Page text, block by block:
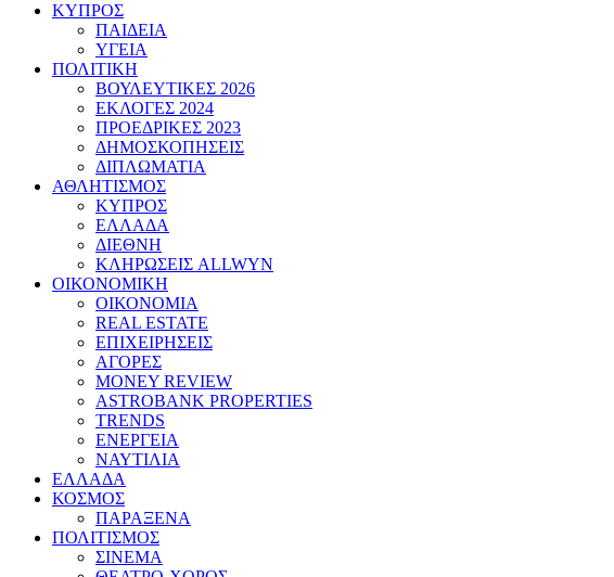
ΚΥΠΡΟΣ
ΠΑΙΔΕΙΑ
ΥΓΕΙΑ
ΠΟΛΙΤΙΚΗ
ΒΟΥΛΕΥΤΙΚΕΣ 2026
ΕΚΛΟΓΕΣ 2024
ΠΡΟΕΔΡΙΚΕΣ 2023
ΔΗΜΟΣΚΟΠΗΣΕΙΣ
ΔΙΠΛΩΜΑΤΙΑ
ΑΘΛΗΤΙΣΜΟΣ
ΚΥΠΡΟΣ
ΕΛΛΑΔΑ
ΔΙΕΘΝΗ
ΚΛΗΡΩΣΕΙΣ ALLWYN
ΟΙΚΟΝΟΜΙΚΗ
ΟΙΚΟΝΟΜΙΑ
REAL ESTATE
ΕΠΙΧΕΙΡΗΣΕΙΣ
ΑΓΟΡΕΣ
MONEY REVIEW
ASTROBANK PROPERTIES
TRENDS
ΕΝΕΡΓΕΙΑ
ΝΑΥΤΙΛΙΑ
ΕΛΛΑΔΑ
ΚΟΣΜΟΣ
ΠΑΡΑΞΕΝΑ
ΠΟΛΙΤΙΣΜΟΣ
ΣΙΝΕΜΑ